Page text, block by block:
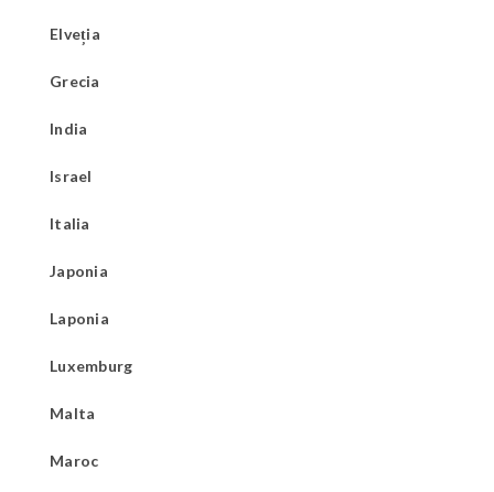
Elveția
Grecia
India
Israel
Italia
Japonia
Laponia
Luxemburg
Malta
Maroc